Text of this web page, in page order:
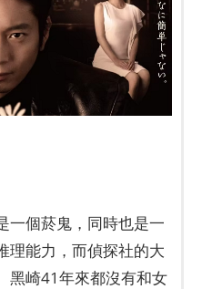
一個菸鬼，同時也是一
理能力，而偵探社的大
黑崎41年來都沒有和女